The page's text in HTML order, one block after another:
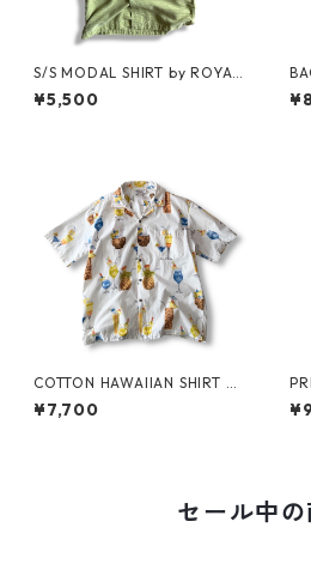
S/S MODAL SHIRT by ROYAL
ROBBINS
¥5,500
COTTON HAWAIIAN SHIRT by
PACIFIC LEGEND
¥7,700
セール中の